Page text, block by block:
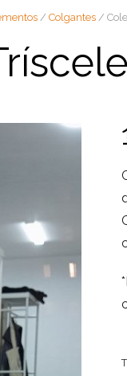
/ Colgantes/